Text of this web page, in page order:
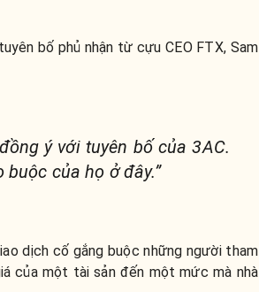
bố phủ nhận từ cựu CEO FTX, Sam
ý với tuyên bố của 3AC.
của họ ở đây.”
dịch cố gắng buộc những người tham
của một tài sản đến một mức mà nhà